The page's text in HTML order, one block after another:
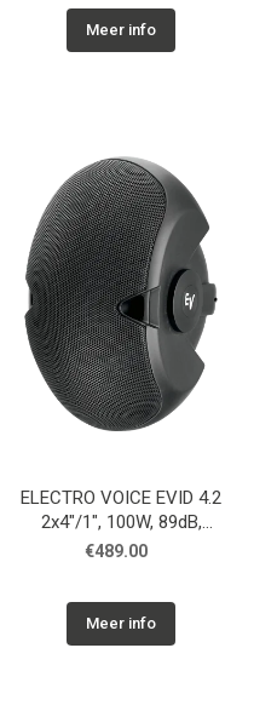
Meer info
ELECTRO VOICE EVID 4.2
2x4"/1", 100W, 89dB,
120°x80°, binnen/buiten,
€489.00
Meer info